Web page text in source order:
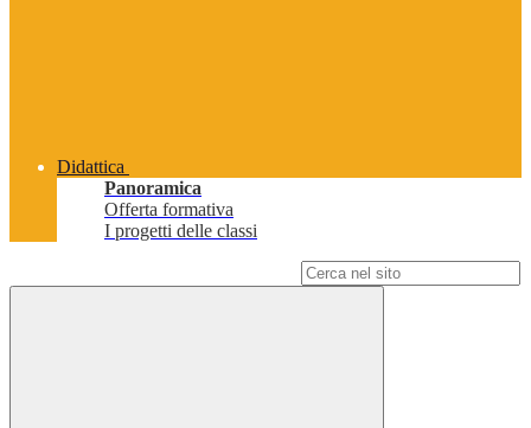
Didattica
Panoramica
Offerta formativa
I progetti delle classi